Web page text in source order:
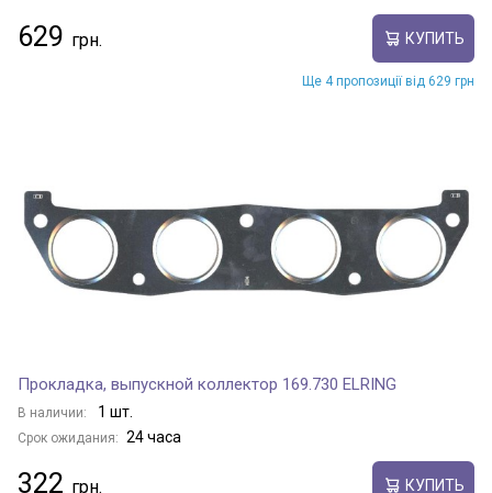
629 КУПИТЬ
Ще 4 пропозиції від 629 грн
Прокладка, выпускной коллектор 169.730 ELRING
В наличии: 1 шт.
Срок ожидания: 24 часа
322 КУПИТЬ